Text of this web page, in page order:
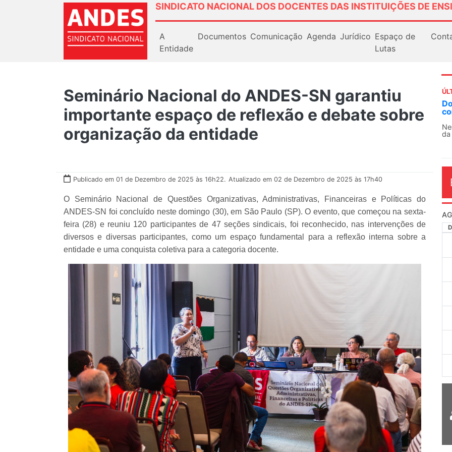
SINDICATO NACIONAL DOS DOCENTES DAS INSTITUIÇÕES DE
A
Entidade
Documentos Comunicação Agenda Jurídico Espaço de
Lutas
Seminário Nacional do ANDES-SN garantiu
importante espaço de reflexão e debate sobre
organização da entidade
Publicado em 01 de Dezembro de 2025 às 16h22. Atualizado em 02 de Dezembro de 2025 às 17h40
O Seminário Nacional de Questões Organizativas, Administrativas, Financeiras e Políticas do
ANDES-SN foi concluído neste domingo (30), em São Paulo (SP). O evento, que começou na sexta-
feira (28) e reuniu 120 participantes de 47 seções sindicais, foi reconhecido, nas intervenções de
diversos e diversas participantes, como um espaço fundamental para a reflexão interna sobre a
entidade e uma conquista coletiva para a categoria docente.
O